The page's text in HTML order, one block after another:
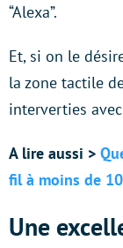
“Alexa”.
Et, si on le
la zone tactile
interverties
A lire aussi >
fil à moins de
Une